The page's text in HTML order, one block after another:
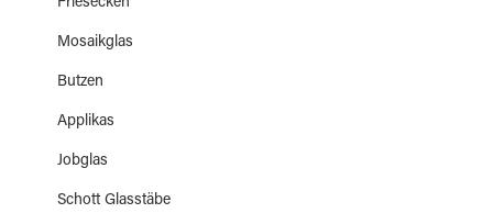
Friesecken
Mosaikglas
Butzen
Applikas
Jobglas
Schott Glasstäbe